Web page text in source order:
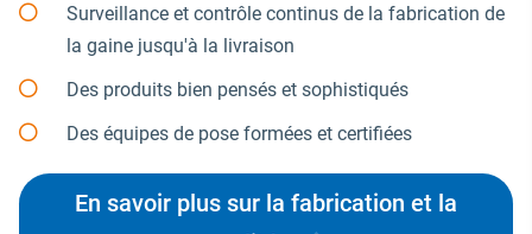
Surveillance et contrôle continus de la fabrication de
la gaine jusqu'à la livraison
Des produits bien pensés et sophistiqués
Des équipes de pose formées et certifiées
En savoir plus sur la fabrication et la